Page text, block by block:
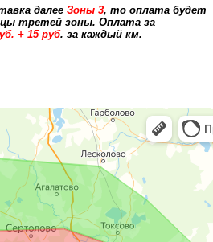
далее Зоны 3, то оплата будет
третей зоны. Оплата за
+ 15 руб. за каждый км.